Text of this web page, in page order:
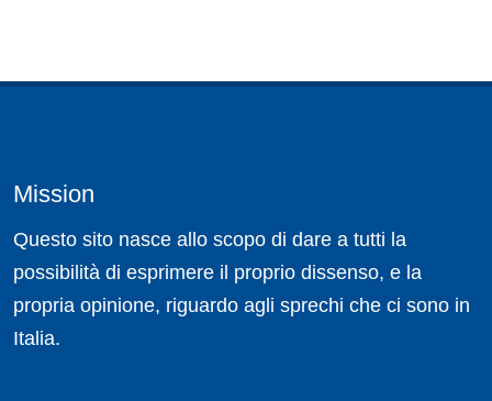
Mission
Questo sito nasce allo scopo di dare a tutti la
possibilità di esprimere il proprio dissenso, e la
propria opinione, riguardo agli sprechi che ci sono in
Italia.